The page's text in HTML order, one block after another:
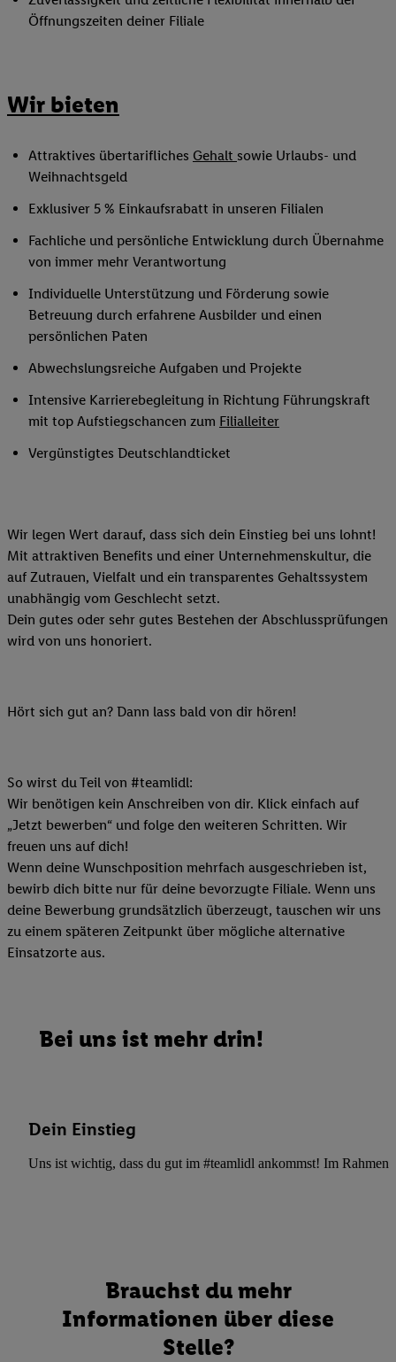
Öffnungszeiten deiner Filiale
Wir bieten
Attraktives übertarifliches Gehalt sowie Urlaubs- und
Weihnachtsgeld
Exklusiver 5 % Einkaufsrabatt in unseren Filialen
Fachliche und persönliche Entwicklung durch Übernahme
von immer mehr Verantwortung
Individuelle Unterstützung und Förderung sowie
Betreuung durch erfahrene Ausbilder und einen
persönlichen Paten
Abwechslungsreiche Aufgaben und Projekte
Intensive Karrierebegleitung in Richtung Führungskraft
mit top Aufstiegschancen zum Filialleiter
Vergünstigtes Deutschlandticket
Wir legen Wert darauf, dass sich dein Einstieg bei uns lohnt!
Mit attraktiven Benefits und einer Unternehmenskultur, die
auf Zutrauen, Vielfalt und ein transparentes Gehaltssystem
unabhängig vom Geschlecht setzt.
Dein gutes oder sehr gutes Bestehen der Abschlussprüfungen
wird von uns honoriert.
Hört sich gut an? Dann lass bald von dir hören!
So wirst du Teil von #teamlidl:
Wir benötigen kein Anschreiben von dir. Klick einfach auf
„Jetzt bewerben“ und folge den weiteren Schritten. Wir
freuen uns auf dich!
Wenn deine Wunschposition mehrfach ausgeschrieben ist,
bewirb dich bitte nur für deine bevorzugte Filiale. Wenn uns
deine Bewerbung grundsätzlich überzeugt, tauschen wir uns
zu einem späteren Zeitpunkt über mögliche alternative
Einsatzorte aus.
Bei uns ist mehr drin!
Dein Einstieg
Uns ist wichtig, dass du gut im #teamlidl ankommst! Im Rahmen
Brauchst du mehr
Informationen über diese
Stelle?